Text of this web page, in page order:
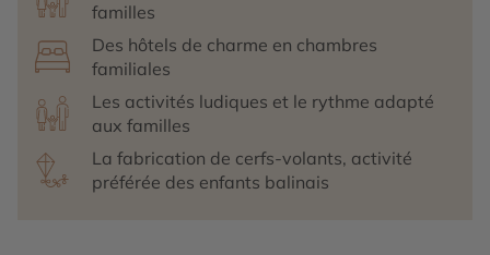
familles
Des hôtels de charme en chambres
familiales
Les activités ludiques et le rythme adapté
aux familles
La fabrication de cerfs-volants, activité
préférée des enfants balinais